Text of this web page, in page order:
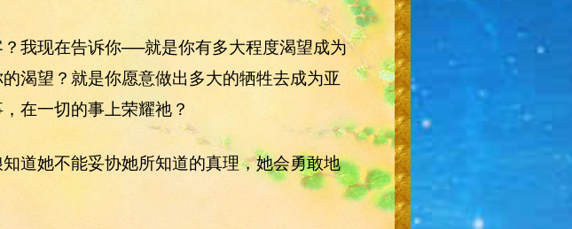
我现在告诉你──就是你有多大程度渴望成为
渴望？就是你愿意做出多大的牺牲去成为亚
在一切的事上荣耀祂？
道她不能妥协她所知道的真理，她会勇敢地